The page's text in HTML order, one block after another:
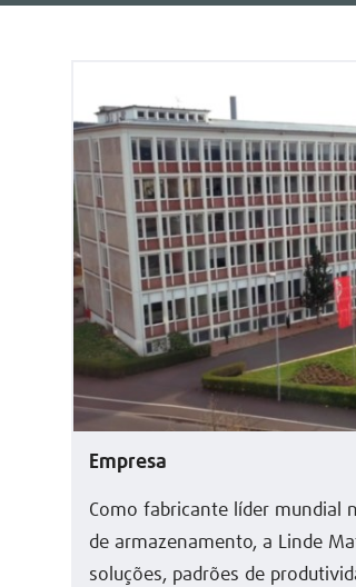
Empresa
Como fabricante líder mundial
de armazenamento, a Linde
soluções, padrões de